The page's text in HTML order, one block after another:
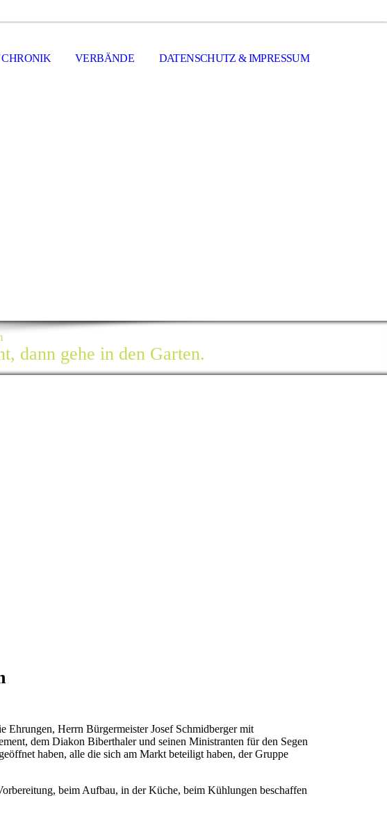
CHRONIK VERBÄNDE DATENSCHUTZ & IMPRESSUM
dann gehe in den Garten.
Ehrungen, Herrn Bürgermeister Josef Schmidberger mit
dem Diakon Biberthaler und seinen Ministranten für den Segen
haben, alle die sich am Markt beteiligt haben, der Gruppe
beim Aufbau, in der Küche, beim Kühlungen beschaffen